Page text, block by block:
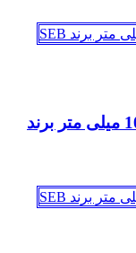
پراب TR فرکانس 4 مگاهرتز با قطر 10 میلی متر برند